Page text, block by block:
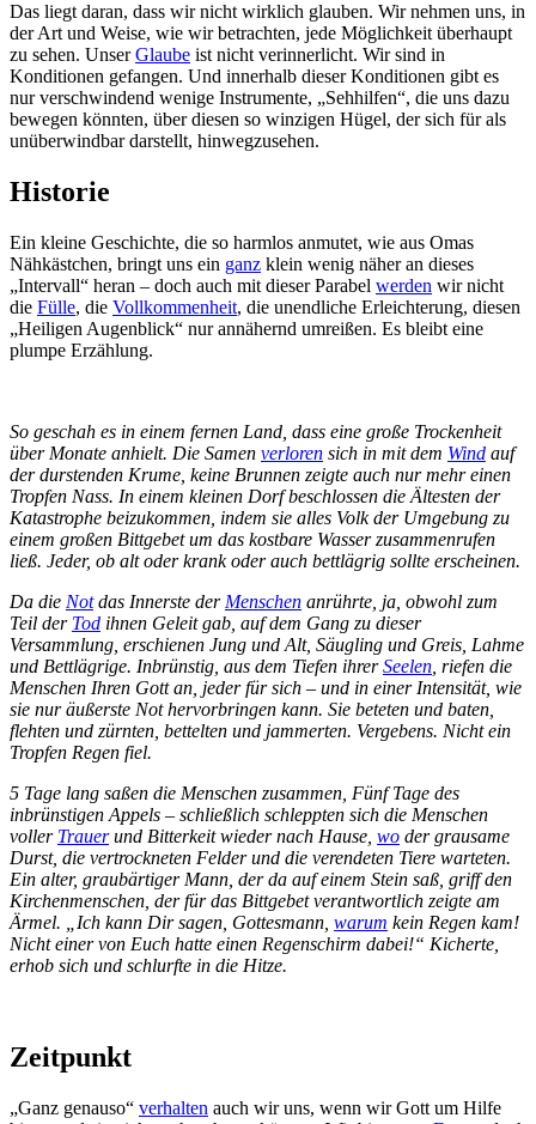
Das liegt daran, dass wir nicht wirklich glauben. Wir nehmen uns, in
der Art und Weise, wie wir betrachten, jede Möglichkeit überhaupt
zu sehen. UnserGlaube ist nicht verinnerlicht. Wir sind in
Konditionen gefangen. Und innerhalb dieser Konditionen gibt es
nur verschwindend wenige Instrumente, „Sehhilfen“, die uns dazu
bewegen könnten, über diesen so winzigen Hügel, der sich für als
unüberwindbar darstellt, hinwegzusehen.
Historie
Ein kleine Geschichte, die so harmlos anmutet, wie aus Omas
Nähkästchen, bringt uns ein ganz klein wenig näher an dieses
„Intervall“ heran – doch auch mit dieser Parabel werden wir nicht
die Fülle, die Vollkommenheit, die unendliche Erleichterung, diesen
„Heiligen Augenblick“ nur annähernd umreißen. Es bleibt eine
plumpe Erzählung.
So geschah es in einem fernen Land, dass eine große Trockenheit
über Monate anhielt. Die Samen verloren sich in mit dem Wind auf
der durstenden Krume, keine Brunnen zeigte auch nur mehr einen
Tropfen Nass. In einem kleinen Dorf beschlossen die Ältesten der
Katastrophe beizukommen, indem sie alles Volk der Umgebung zu
einem großen Bittgebet um das kostbare Wasser zusammenrufen
ließ. Jeder, ob alt oder krank oder auch bettlägrig sollte erscheinen.
Da die Notdas Innerste der Menschen anrührte, ja, obwohl zum
Teil der Tod ihnen Geleit gab, auf dem Gang zu dieser
Versammlung, erschienen Jung und Alt, Säugling und Greis, Lahme
und Bettlägrige. Inbrünstig, aus dem Tiefen ihrerSeelen , riefen die
Menschen Ihren Gott an, jeder für sich – und in einer Intensität, wie
sie nur äußerste Not hervorbringen kann. Sie beteten und baten,
flehten und zürnten, bettelten und jammerten. Vergebens. Nicht ein
Tropfen Regen fiel.
5 Tage lang saßen die Menschen zusammen, Fünf Tage des
inbrünstigen Appels – schließlich schleppten sich die Menschen
voller Trauerund Bitterkeit wieder nach Hause, wo der grausame
Durst, die vertrockneten Felder und die verendeten Tiere warteten.
Ein alter, graubärtiger Mann, der da auf einem Stein saß, griff den
Kirchenmenschen, der für das Bittgebet verantwortlich zeigte am
Ärmel. „Ich kann Dir sagen, Gottesmann, warum kein Regen kam!
Nicht einer von Euch hatte einen Regenschirm dabei!“ Kicherte,
erhob sich und schlurfte in die Hitze.
Zeitpunkt
„Ganz genauso“ verhalten auch wir uns, wenn wir Gott um Hilfe